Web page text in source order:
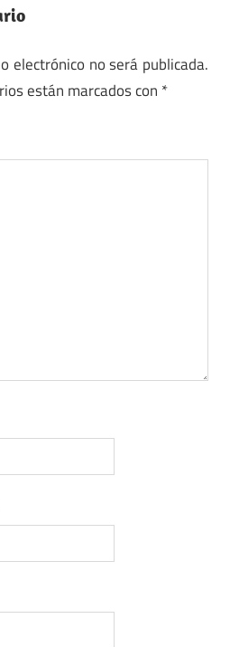
electrónico no será publicada.
están marcados con *